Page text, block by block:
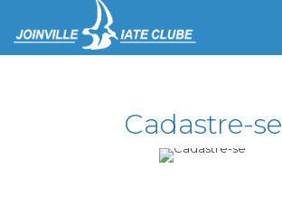
Cadastre-se